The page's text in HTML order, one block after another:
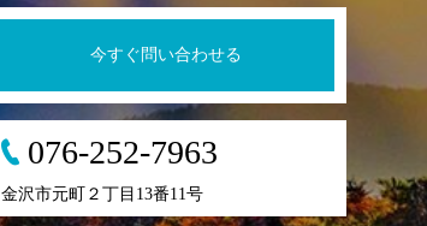
今すぐ問い合わせる
076-252-7963
金沢市元町２丁目13番11号